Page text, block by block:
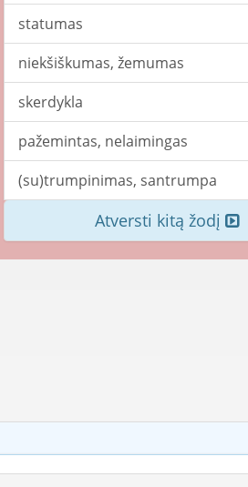
statumas
niekšiškumas, žemumas
skerdykla
pažemintas, nelaimingas
(su)trumpinimas, santrumpa
Atversti kitą žodį